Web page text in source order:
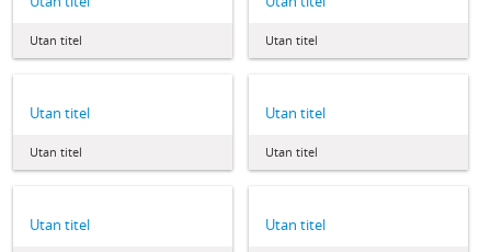
Utan titel Utan titel
Utan titel
Utan titel
Utan titel
Utan titel
Utan titel Utan titel